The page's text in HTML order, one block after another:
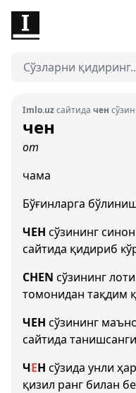
Imlo.uzсайтида чен
чен
от
чама
Бўғинларга
ЧЕН сўзининг
сайтида қидириб
CHEN сўзининг
томонидан тақдим
ЧЕН сўзининг
сайтида
ЧЕН сўзида унли
қизил ранг билан